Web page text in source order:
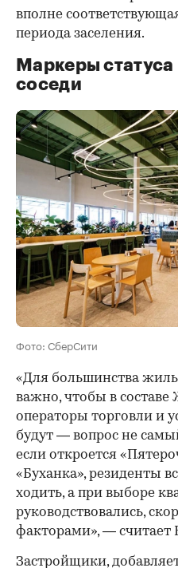
вполне
периода заселения.
Маркеры
соседи
Фото: СберСити
«Для большинства
важно, чтобы в
операторы торговли и
будут — вопрос не
если откроется
«Буханка», резиденты
ходить, а при выборе
руководствовались,
факторами», — считает
Застройщики,